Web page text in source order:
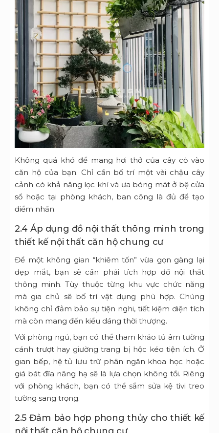
Không quá khó để mang hơi thở của cây cỏ vào
căn hộ của bạn. Chỉ cần bố trí một vài chậu cây
cảnh có khả năng lọc khí và ưa bóng mát ở bệ cửa
sổ hoặc tại phòng khách, ban công là đủ để tạo
điểm nhấn.
2.4 Áp dụng đồ nội thất thông minh trong
thiết kế nội thất căn hộ chung cư
Để một không gian “khiêm tốn” vừa gọn gàng lại
đẹp mắt, bạn sẽ cần phải tích hợp đồ nội thất
thông minh. Tùy thuộc từng khu vực chức năng
mà gia chủ sẽ bố trí vật dụng phù hợp. Chúng
không chỉ đảm bảo sự tiện nghi, tiết kiệm diện tích
mà còn mang đến kiểu dáng thời thượng.
Với phòng ngủ, bạn có thể tham khảo tủ âm tường
cánh trượt hay giường trang bị hộc kéo tiện ích. Ở
gian bếp, hệ tủ lưu trữ phân ngăn khoa học hoặc
giá bát đĩa nâng hạ sẽ là lựa chọn không tồi. Riêng
với phòng khách, bạn có thể sắm sửa kệ tivi treo
tường sang trọng.
2.5 Đảm bảo hợp phong thủy cho thiết kế